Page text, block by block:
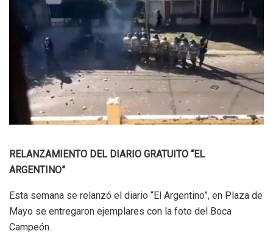
RELANZAMIENTO DEL DIARIO GRATUITO “EL
ARGENTINO”
Esta semana se relanzó el diario “El Argentino”, en Plaza de
Mayo se entregaron ejemplares con la foto del Boca
Campeón.